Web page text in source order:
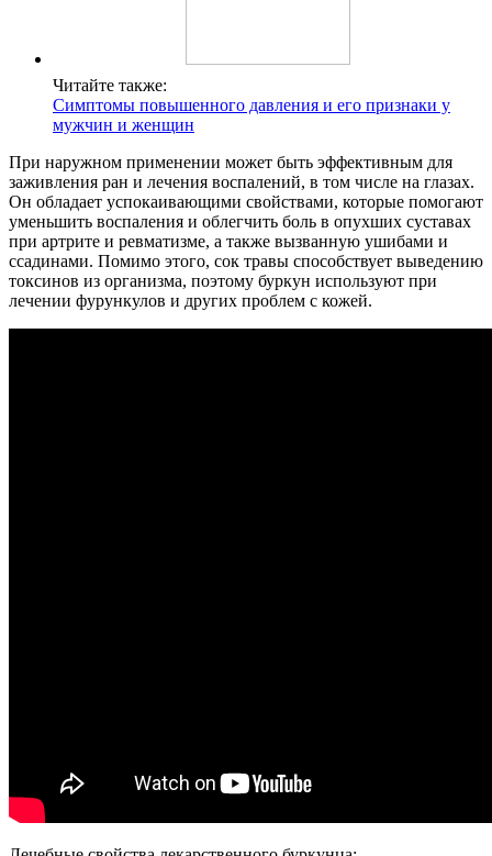
Читайте также:
Симптомы повышенного давления и его признаки у
мужчин и женщин
При наружном применении может быть эффективным для
заживления ран и лечения воспалений, в том числе на глазах.
Он обладает успокаивающими свойствами, которые помогают
уменьшить воспаления и облегчить боль в опухших суставах
при артрите и ревматизме, а также вызванную ушибами и
ссадинами. Помимо этого, сок травы способствует выведению
токсинов из организма, поэтому буркун используют при
лечении фурункулов и других проблем с кожей.